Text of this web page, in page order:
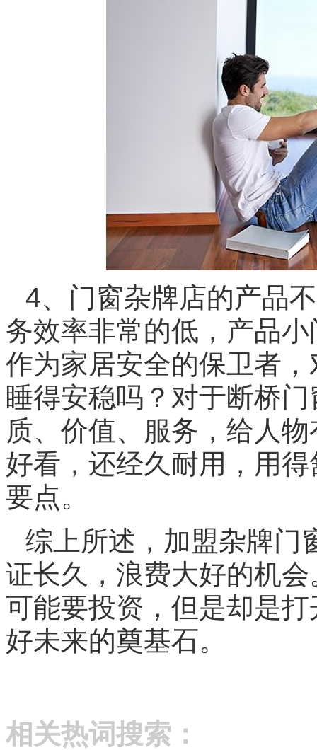
4、门窗杂牌店的产品
务效率非常的低，产品
作为家居安全的保卫者
睡得安稳吗？对于断桥
质、价值、服务，给人
好看，还经久耐用，用
要点。
综上所述，加盟杂牌门
证长久，浪费大好的机
可能要投资，但是却是
好未来的奠基石。
相关热词搜索：